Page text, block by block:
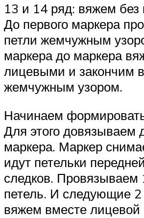
13 и 14 ряд: вяжем без
До первого маркера
петли жемчужным
маркера до маркера
лицевыми и закончим
жемчужным узором.
Начинаем
Для этого довязываем
маркера. Маркер
идут петельки
следков.
петель. И следующие 2
вяжем вместе лицевой